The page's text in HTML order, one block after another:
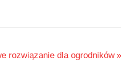
rozwiązanie dla ogrodników